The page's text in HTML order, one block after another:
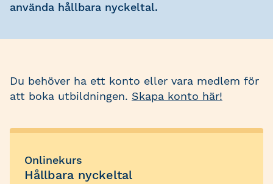
använda hållbara nyckeltal.
Du behöver ha ett konto eller vara medlem för
att boka utbildningen. Skapa konto här!
Onlinekurs
Hållbara nyckeltal